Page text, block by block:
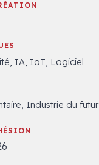
IA, IoT, Logiciel
Industrie du futur